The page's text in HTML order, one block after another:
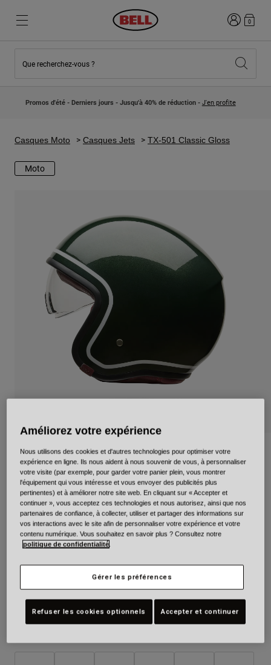
Nouveautés
Casques Motocross Enfant
Explorez Moto
Jet
Motocross
Adventure
Pièces détachées
Nouveautés
Lifestyle
Intégrales
Route et Gravel
Urbain
BMX
Pièces détachées
Voir tout
Connexion
0
Que recherchez-vous ?
Promos d'été - Derniers jours - Jusqu'à 40% de réduction - J'en profite
Casques Moto Casques Jets TX-501 Classic Gloss
Moto
TX-501 Classic Gloss
Article n°36656
329,99 €
Améliorez votre expérience
Nous utilisons des cookies et d'autres technologies pour optimiser votre
expérience en ligne. Ils nous aident à nous souvenir de vous, à personnaliser
votre visite (par exemple, pour garder votre panier plein, vous montrer
l'équipement qui vous intéresse et vous envoyer des publicités plus
pertinentes) et à améliorer notre site web. En cliquant sur « Accepter et
continuer », vous acceptez ces technologies et nous autorisez, ainsi que nos
partenaires de confiance, à collecter, utiliser et partager des informations sur
vos interactions avec le site afin de personnaliser votre expérience et votre
contenu numérique. Vous souhaitez en savoir plus ? Consultez notre
politique de confidentialité
Gérer les préférences
Refuser les cookies optionnels Accepter et continuer